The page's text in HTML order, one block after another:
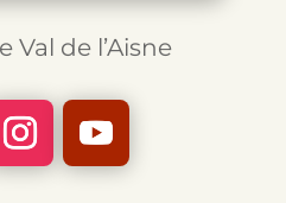
Val de l’Aisne